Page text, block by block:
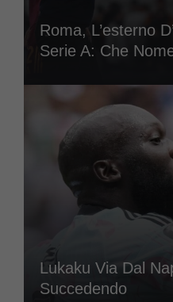
Roma, L’esterno
Serie A: Che
Lukaku Via Dal
Succedendo